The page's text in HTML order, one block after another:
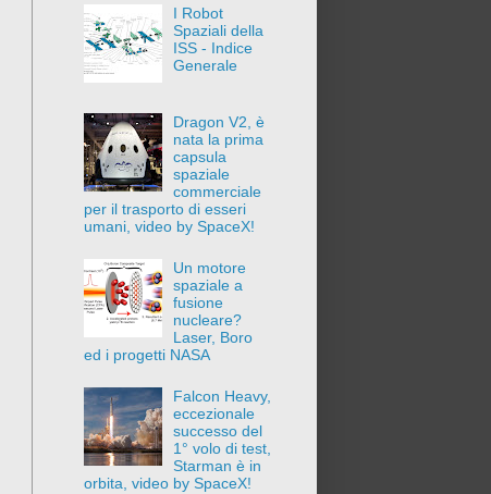
I Robot
Spaziali della
ISS - Indice
Generale
Dragon V2, è
nata la prima
capsula
spaziale
commerciale
per il trasporto di esseri
umani, video by SpaceX!
Un motore
spaziale a
fusione
nucleare?
Laser, Boro
ed i progetti NASA
Falcon Heavy,
eccezionale
successo del
1° volo di test,
Starman è in
orbita, video by SpaceX!